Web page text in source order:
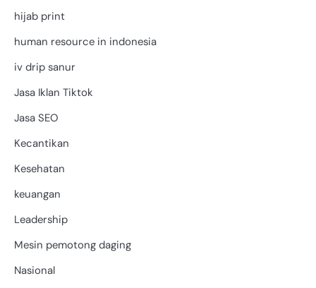
hijab print
human resource in indonesia
iv drip sanur
Jasa Iklan Tiktok
Jasa SEO
Kecantikan
Kesehatan
keuangan
Leadership
Mesin pemotong daging
Nasional